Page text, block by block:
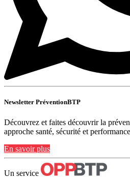
Newsletter PréventionBTP
Découvrez et faites découvrir la
approche santé, sécurité et
En savoir plus
Un service